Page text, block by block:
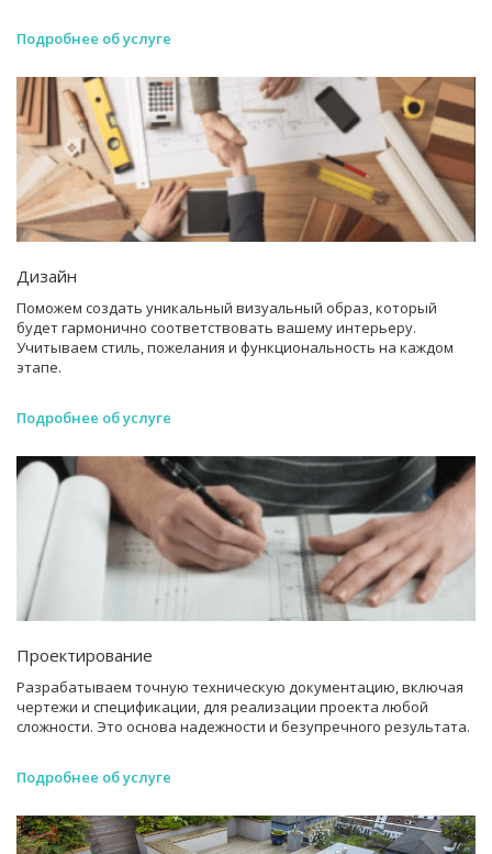
Подробнее об услуге
Дизайн
Поможем создать уникальный визуальный образ, который
будет гармонично соответствовать вашему интерьеру.
Учитываем стиль, пожелания и функциональность на каждом
этапе.
Подробнее об услуге
Проектирование
Разрабатываем точную техническую документацию, включая
чертежи и спецификации, для реализации проекта любой
сложности. Это основа надежности и безупречного результата.
Подробнее об услуге